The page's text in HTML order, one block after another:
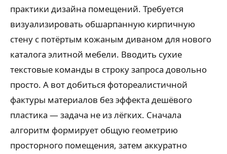
практики дизайна помещений. Требуется
визуализировать обшарпанную кирпичную
стену с потёртым кожаным диваном для нового
каталога элитной мебели. Вводить сухие
текстовые команды в строку запроса довольно
просто. А вот добиться фотореалистичной
фактуры материалов без эффекта дешёвого
пластика — задача не из лёгких. Сначала
алгоритм формирует общую геометрию
просторного помещения, затем аккуратно